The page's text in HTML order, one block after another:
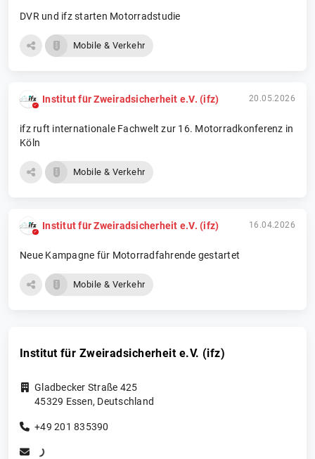
DVR und ifz starten Motorradstudie
Mobile & Verkehr
Institut für Zweiradsicherheit e.V. (ifz) 20.05.2026
ifz ruft internationale Fachwelt zur 16. Motorradkonferenz in
Köln
Mobile & Verkehr
Institut für Zweiradsicherheit e.V. (ifz) 16.04.2026
Neue Kampagne für Motorradfahrende gestartet
Mobile & Verkehr
Institut für Zweiradsicherheit e.V. (ifz)
Gladbecker Straße 425
45329 Essen, Deutschland
+49 201 835390